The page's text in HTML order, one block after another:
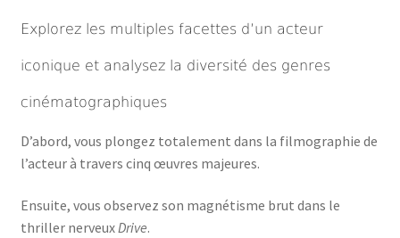
Explorez les multiples facettes d’un acteur
iconique et analysez la diversité des genres
cinématographiques
D’abord, vous plongez totalement dans la filmographie de
l’acteur à travers cinq œuvres majeures.
Ensuite, vous observez son magnétisme brut dans le
thriller nerveuxDrive.